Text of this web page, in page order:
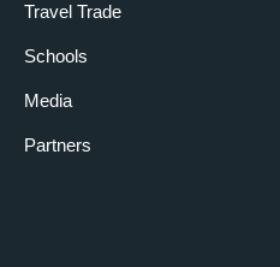
Travel Trade
Schools
Media
Partners